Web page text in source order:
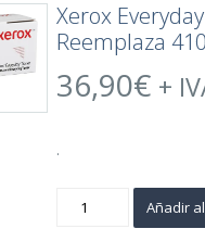
Xerox
Reemplaza
36,90€ +
.
Everyday Añadir